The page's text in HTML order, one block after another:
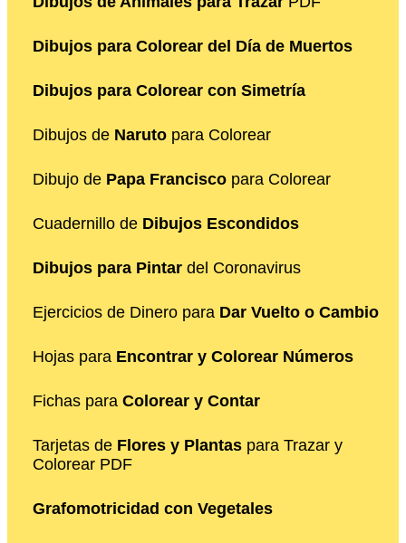
Dibujos para Colorear del Día de Muertos
Dibujos para Colorear con Simetría
Dibujos de Naruto para Colorear
Dibujo de Papa Francisco para Colorear
Cuadernillo de Dibujos Escondidos
Dibujos para Pintar del Coronavirus
Ejercicios de Dinero para Dar Vuelto o Cambio
Hojas para Encontrar y Colorear Números
Fichas para Colorear y Contar
Tarjetas de Flores y Plantas para Trazar y
Colorear PDF
Grafomotricidad con Vegetales